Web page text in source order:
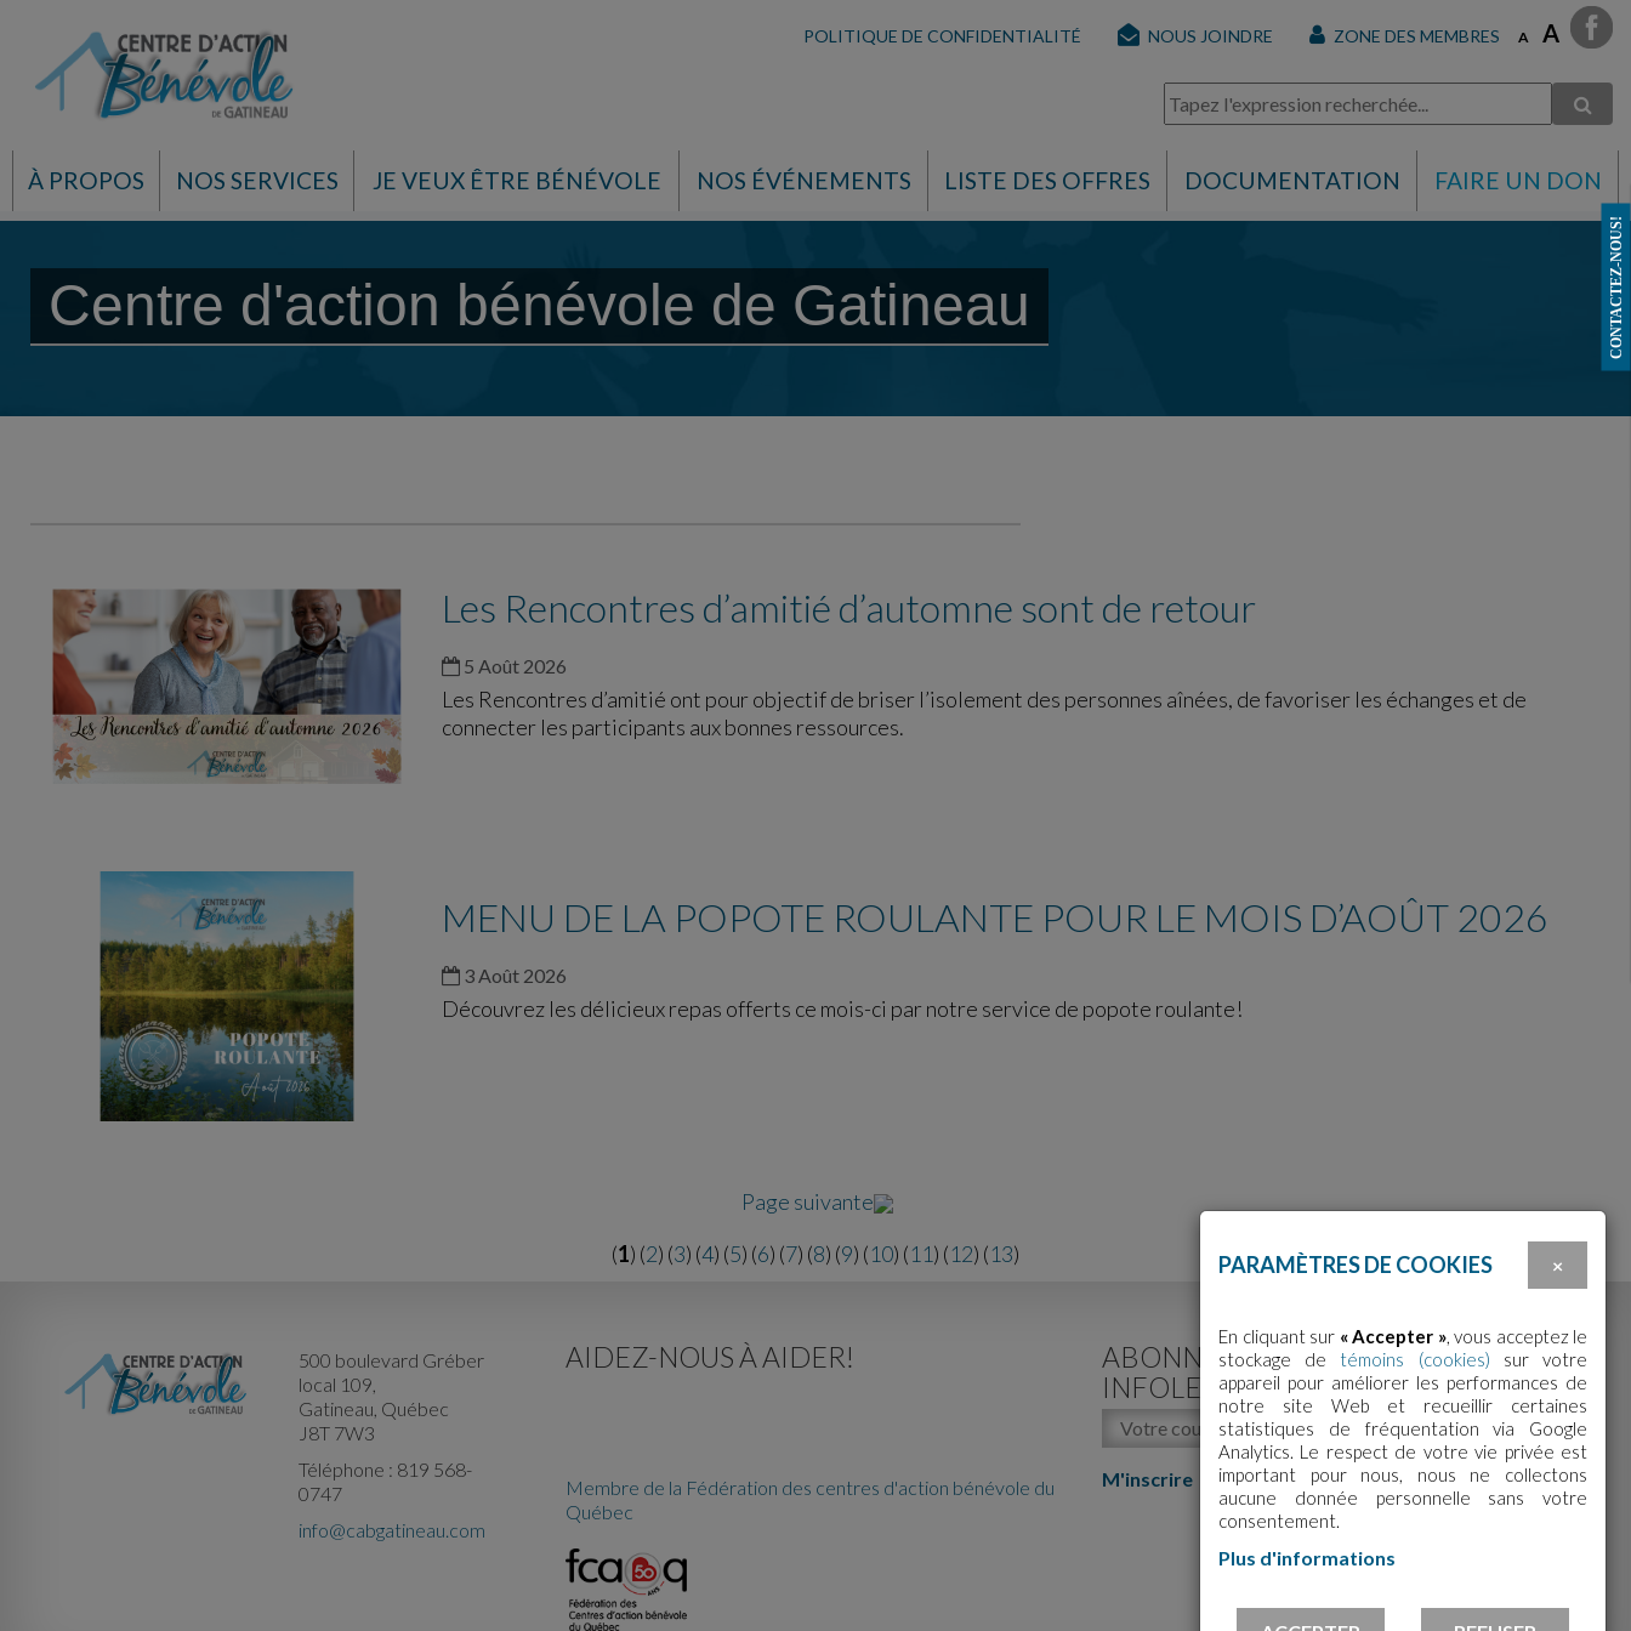
CONTACTEZ-NOUS!
POLITIQUE DE CONFIDENTIALITÉ NOUS JOINDRE ZONE DES MEMBRES A A
À PROPOS NOS SERVICES JE VEUX ÊTRE BÉNÉVOLE NOS ÉVÉNEMENTS LISTE DES OFFRES DOCUMENTATION FAIRE UN DON
Centre d'action bénévole de Gatineau
Les Rencontres d’amitié d’automne sont de retour
5 Août 2026
Les Rencontres d’amitié ont pour objectif de briser l’isolement des personnes aînées, de favoriser les échanges et de
connecter les participants aux bonnes ressources.
MENU DE LA POPOTE ROULANTE POUR LE MOIS D’AOÛT 2026
3 Août 2026
Découvrez les délicieux repas offerts ce mois-ci par notre service de popote roulante!
Page suivante
(1) (2) (3) (4) (5) (6) (7) (8) (9) (10) (11) (12) (13)
500 boulevard Gréber
local 109,
Gatineau, Québec
J8T 7W3
Téléphone : 819 568-
0747
info@cabgatineau.com
AIDEZ-NOUS À AIDER!
Membre de la Fédération des centres d'action bénévole du
Québec
ABONNEZ-VOUS À NOTRE
INFOLETTRE!
M'inscrire
×
PARAMÈTRES DE COOKIES
En cliquant sur « Accepter », vous acceptez le
stockage de témoins (cookies) sur votre
appareil pour améliorer les performances de
notre site Web et recueillir certaines
statistiques de fréquentation via Google
Analytics. Le respect de votre vie privée est
important pour nous, nous ne collectons
aucune donnée personnelle sans votre
consentement.
Plus d'informations